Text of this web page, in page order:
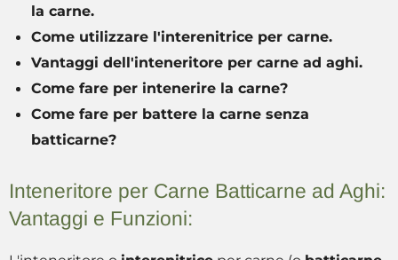
la carne.
Come utilizzare l'interenitrice per carne.
Vantaggi dell'inteneritore per carne ad aghi.
Come fare per intenerire la carne?
Come fare per battere la carne senza
batticarne?
Inteneritore per Carne Batticarne ad Aghi:
Vantaggi e Funzioni: